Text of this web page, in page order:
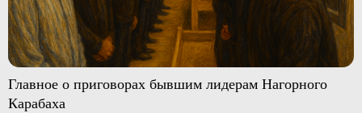
Главное о приговорах бывшим лидерам Нагорного
Карабаха